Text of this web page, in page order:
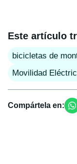
Este artículo
bicicletas de
Movilidad
Compártela en: